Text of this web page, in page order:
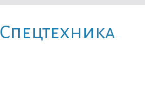
Cпецтехника